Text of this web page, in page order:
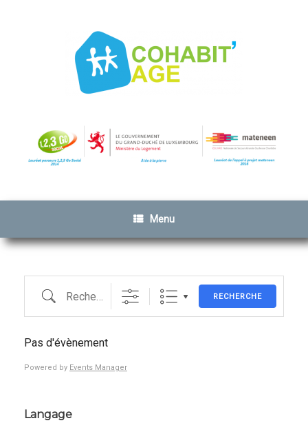
Menu
Recherche RECHERCHE
Pas d'évènement
Powered by Events Manager
Langage